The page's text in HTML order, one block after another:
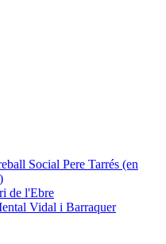
Social Pere Tarrés (en
de l'Ebre
Vidal i Barraquer